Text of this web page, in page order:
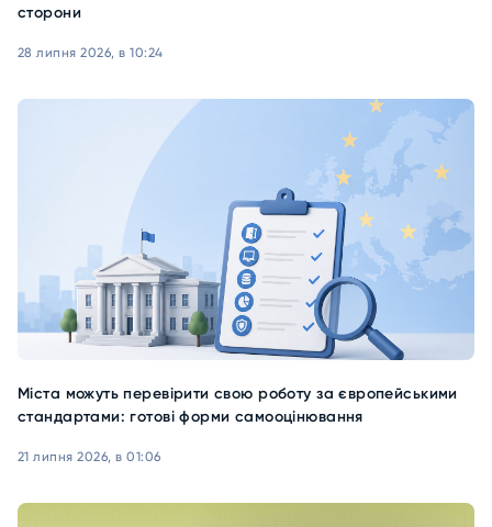
сторони
28 липня 2026, в 10:24
Міста можуть перевірити свою роботу за європейськими
стандартами: готові форми самооцінювання
21 липня 2026, в 01:06